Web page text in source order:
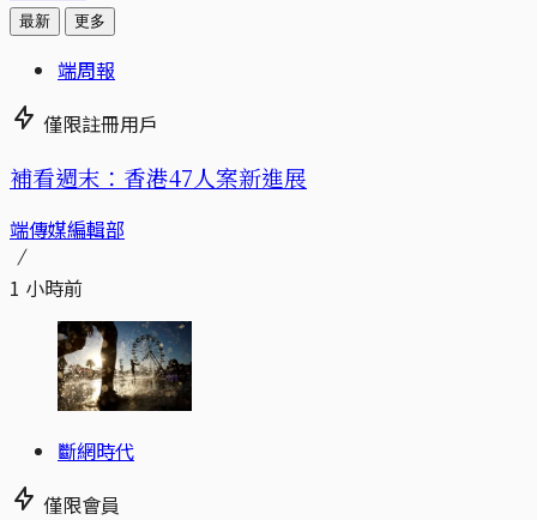
最新 更多
端周報
僅限註冊用戶
補看週末：香港47人案新進展
端傳媒編輯部
1 小時前
斷網時代
僅限會員